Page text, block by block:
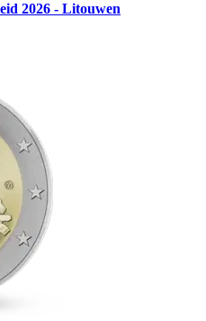
2026 - Litouwen